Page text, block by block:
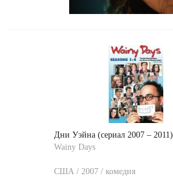
Дни Уэйна (сериал 2007 – 2011)
Wainy Days
США / 2007 / комедия